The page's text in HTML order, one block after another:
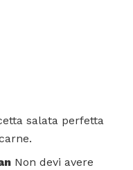
salata perfetta
Non devi avere